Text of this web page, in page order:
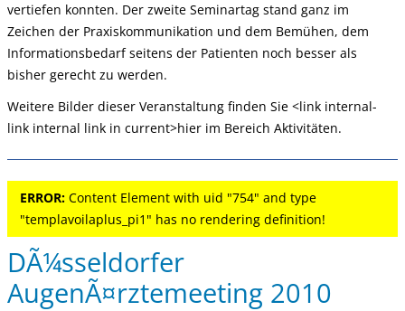
vertiefen konnten. Der zweite Seminartag stand ganz im
Zeichen der Praxiskommunikation und dem Bemühen, dem
Informationsbedarf seitens der Patienten noch besser als
bisher gerecht zu werden.
Weitere Bilder dieser Veranstaltung finden Sie <link internal-
link internal link in current>hier im Bereich Aktivitäten.
ERROR: Content Element with uid "754" and type
"templavoilaplus_pi1" has no rendering definition!
DÃ¼sseldorfer
AugenÃ¤rztemeeting 2010